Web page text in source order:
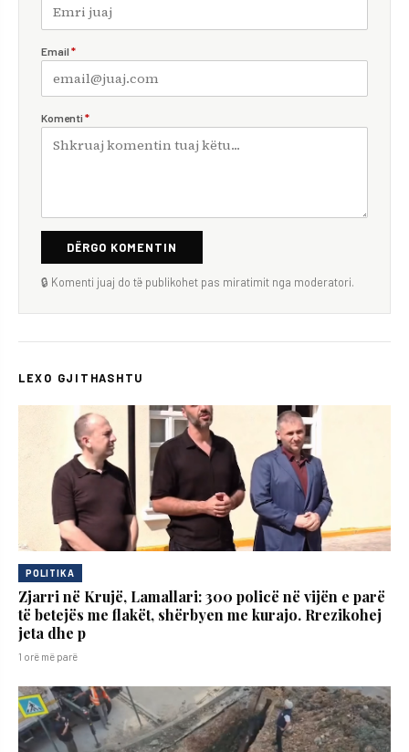
Email *
Komenti *
DËRGO KOMENTIN
🔒 Komenti juaj do të publikohet pas miratimit nga moderatori.
LEXO GJITHASHTU
POLITIKA
Zjarri në Krujë, Lamallari: 300 policë në vijën e parë
të betejës me flakët, shërbyen me kurajo. Rrezikohej
jeta dhe p
1 orë më parë